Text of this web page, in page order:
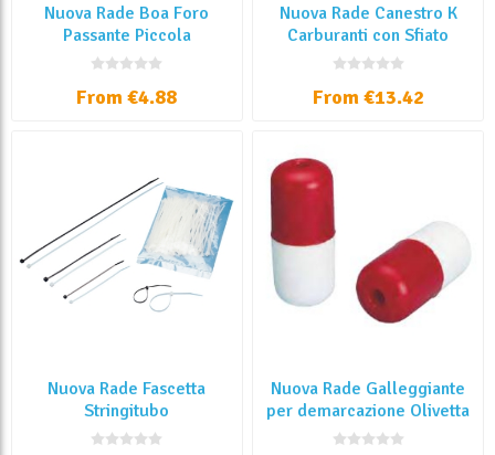
Nuova Rade Boa Foro
Passante Piccola
From €4.88
Nuova Rade Canestro K
Carburanti con Sfiato
From €13.42
Nuova Rade Fascetta
Stringitubo
Nuova Rade Galleggiante
per demarcazione Olivetta